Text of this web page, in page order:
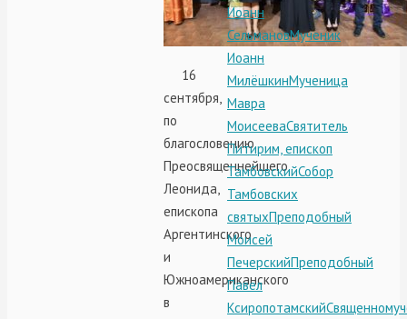
16
сентября,
по
благословению
Преосвященнейшего
Леонида,
епископа
Аргентинского
и
Южноамериканского
в
Иоанн
СельмановМученик
Иоанн
МилёшкинМученица
Мавра
МоисееваСвятитель
Питирим, епископ
ТамбовскийСобор
Тамбовских
святыхПреподобный
Моисей
ПечерскийПреподобный
Павел
Ксиропотамский